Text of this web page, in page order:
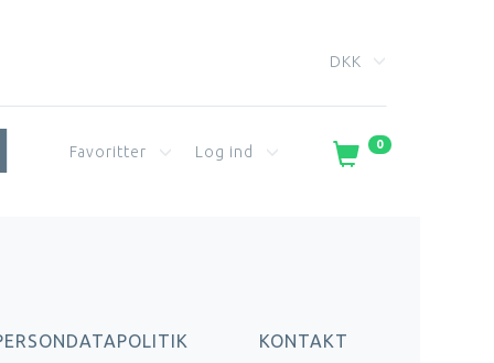
DKK
0
Favoritter Log ind
KONTAKT